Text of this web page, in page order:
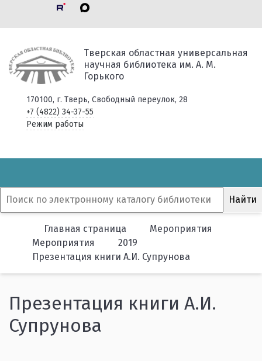
Тверская областная универсальная
научная библиотека им. А. М.
Горького
170100, г. Тверь, Свободный переулок, 28
+7 (4822) 34-37-55
Режим работы
Главная страница
Мероприятия
Мероприятия
2019
Презентация книги А.И. Супрунова
Презентация книги А.И.
Супрунова